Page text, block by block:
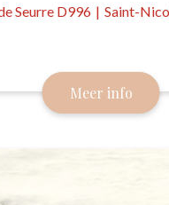
Seurre D996 | Saint-
gemaakt in de meer
van Cîteaux.Meer info